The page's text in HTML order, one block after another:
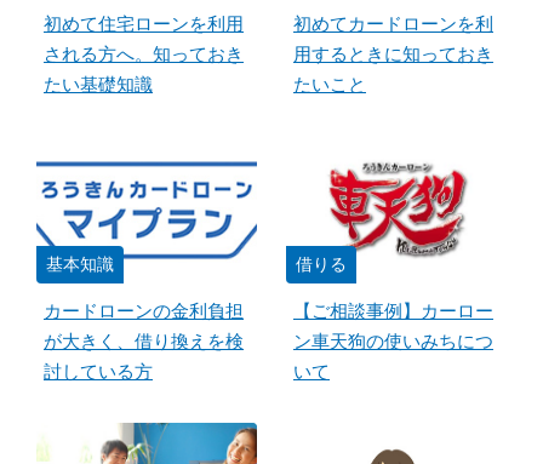
初めて住宅ローンを利用
される方へ。知っておき
たい基礎知識
初めてカードローンを利
用するときに知っておき
たいこと
基本知識
カードローンの金利負担
が大きく、借り換えを検
討している方
借りる
【ご相談事例】カーロー
ン車天狗の使いみちにつ
いて